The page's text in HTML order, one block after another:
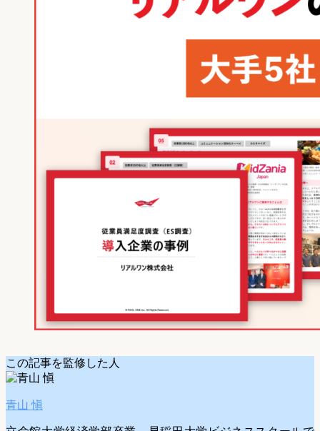
この記事を監修した人
青山 愼